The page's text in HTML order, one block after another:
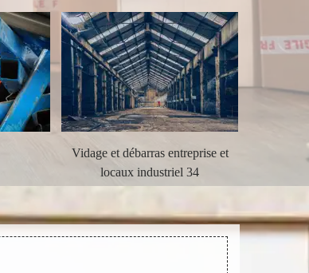
Vidage et débarras entreprise et
locaux industriel 34